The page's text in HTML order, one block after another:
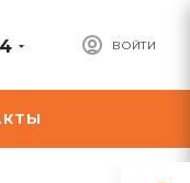
ВОЙТИ